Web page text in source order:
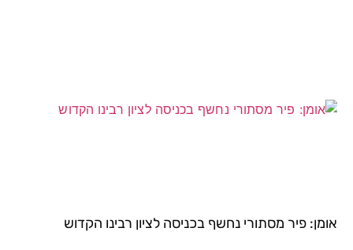
אומן: פיר מסתורי נחשף בכניסה לציון רבינו הקדוש